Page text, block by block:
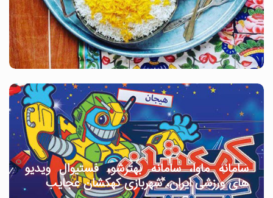
سامانه ماوا، سامانه بهترشو، فستیوال ویدیو
های ورزشی ایران، شهربازی کهکشان عجایب